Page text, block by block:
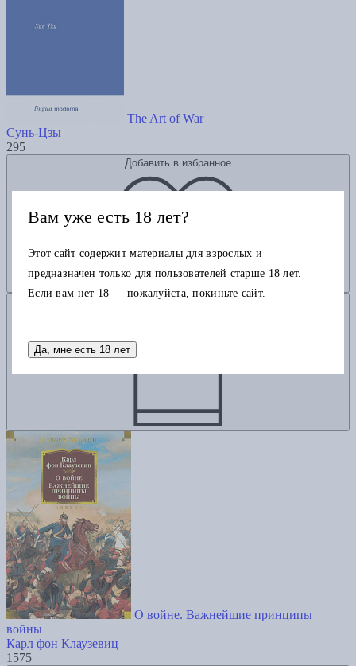
The Art of War
Сунь-Цзы
295
Добавить в избранное
Добавить в корзину
О войне. Важнейшие принципы
войны
Карл фон Клаузевиц
1575
Вам уже есть 18 лет?
Этот сайт содержит материалы для взрослых и
предназначен только для пользователей старше 18 лет.
Если вам нет 18 — пожалуйста, покиньте сайт.
Да, мне есть 18 лет